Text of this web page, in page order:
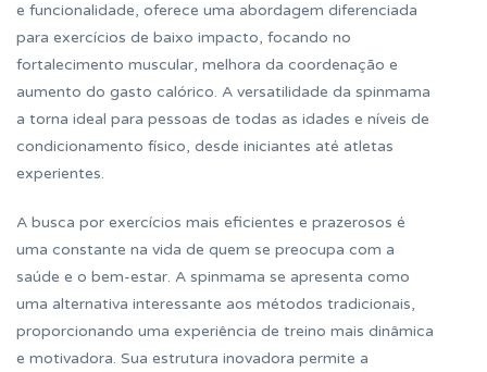
e funcionalidade, oferece uma abordagem diferenciada
para exercícios de baixo impacto, focando no
fortalecimento muscular, melhora da coordenação e
aumento do gasto calórico. A versatilidade da spinmama
a torna ideal para pessoas de todas as idades e níveis de
condicionamento físico, desde iniciantes até atletas
experientes.
A busca por exercícios mais eficientes e prazerosos é
uma constante na vida de quem se preocupa com a
saúde e o bem-estar. A spinmama se apresenta como
uma alternativa interessante aos métodos tradicionais,
proporcionando uma experiência de treino mais dinâmica
e motivadora. Sua estrutura inovadora permite a